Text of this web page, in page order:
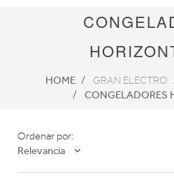
HOME GRAN ELECTRO
CONGELADORES
Ordenar por:
Relevancia